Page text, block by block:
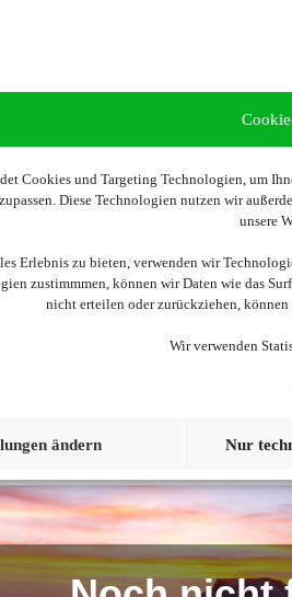
Cookies und Targeting Technologien, um
Diese Technologien nutzen wir
unsere
Erlebnis zu bieten, verwenden wir
zustimmmen, können wir Daten wie das
nicht erteilen oder zurückziehen,
Wir verwenden
Nur
ändern
Wir
darzustellen, aktivieren Sie